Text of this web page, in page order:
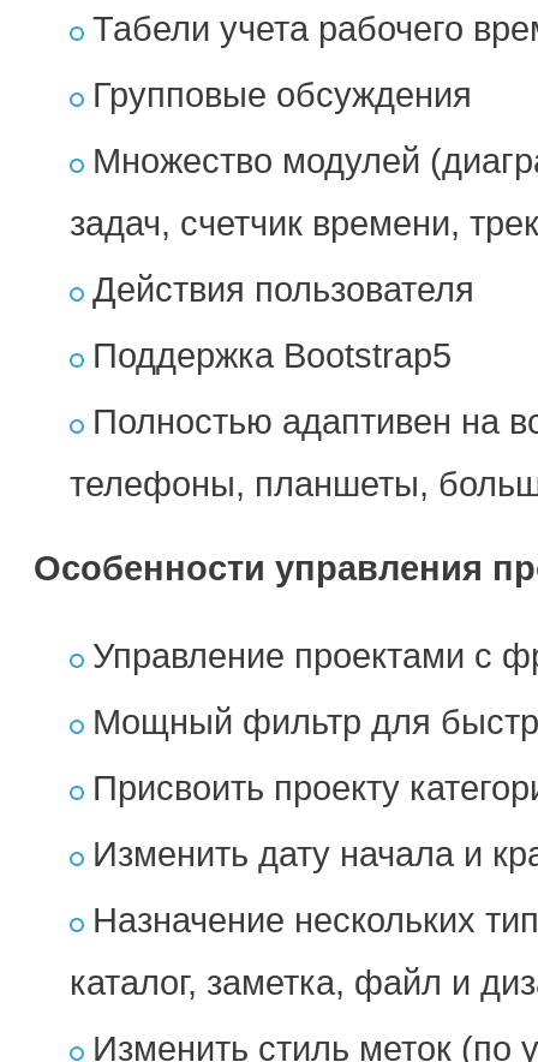
Табели учета рабочего
Групповые обсуждения
Множество модулей
задач, счетчик времени,
Действия пользователя
Поддержка Bootstrap5
Полностью адаптивен на
телефоны, планшеты,
Особенности управления
Управление проектами с
Мощный фильтр для
Присвоить проекту
Изменить дату начала и
Назначение нескольких
каталог, заметка, файл и
Изменить стиль меток